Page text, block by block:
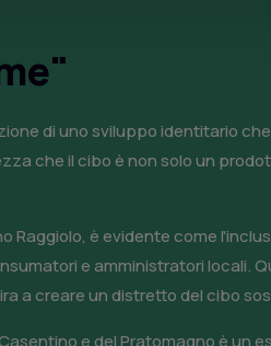
di uno sviluppo identitario
che il cibo è non solo un
Raggiolo, è evidente come
e amministratori locali.
a creare un distretto del cibo
e del Pratomagno è